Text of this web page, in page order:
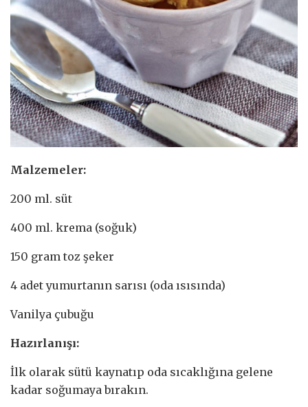
Malzemeler:
200 ml. süt
400 ml. krema (soğuk)
150 gram toz şeker
4 adet yumurtanın sarısı (oda ısısında)
Vanilya çubuğu
Hazırlanışı:
İlk olarak sütü kaynatıp oda sıcaklığına gelene
kadar soğumaya bırakın.